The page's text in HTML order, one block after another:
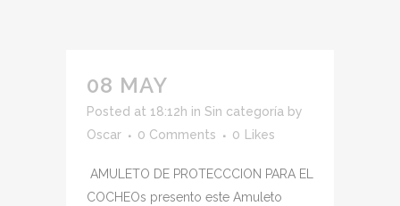
08 MAY
Posted at 18:12h in Sin categoría by
Oscar
0 Comments 0 Likes
AMULETO DE PROTECCCION PARA EL
COCHEOs presento este Amuleto